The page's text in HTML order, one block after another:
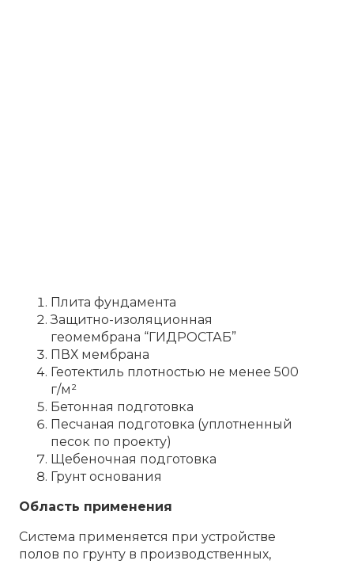
Плита фундамента
Защитно-изоляционная
геомембрана “ГИДРОСТАБ”
ПВХ мембрана
Геотектиль плотностью не менее 500
г/м²
Бетонная подготовка
Песчаная подготовка (уплотненный
песок по проекту)
Щебеночная подготовка
Грунт основания
Область применения
Система применяется при устройстве
полов по грунту в производственных,